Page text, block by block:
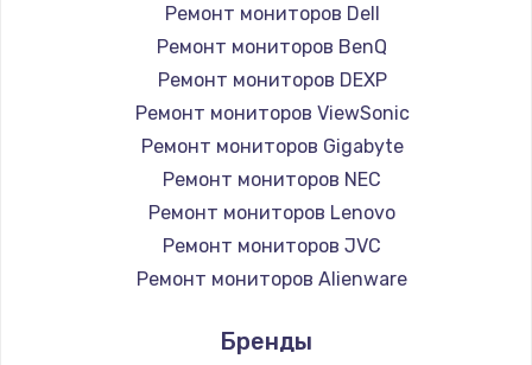
Ремонт петель крышки
990 руб.
Заказать
Настройка Wi-Fi
1030 руб.
Заказать
Замена шим-контроллера
3900 руб.
Ремонт мониторов Dell
Ремонт мониторов BenQ
Ремонт мониторов DEXP
Ремонт мониторов ViewSonic
Ремонт мониторов Gigabyte
Ремонт мониторов NEC
Ремонт мониторов Lenovo
Ремонт мониторов JVC
Ремонт мониторов Alienware
Ремонт мониторов Thunderobot
Бренды